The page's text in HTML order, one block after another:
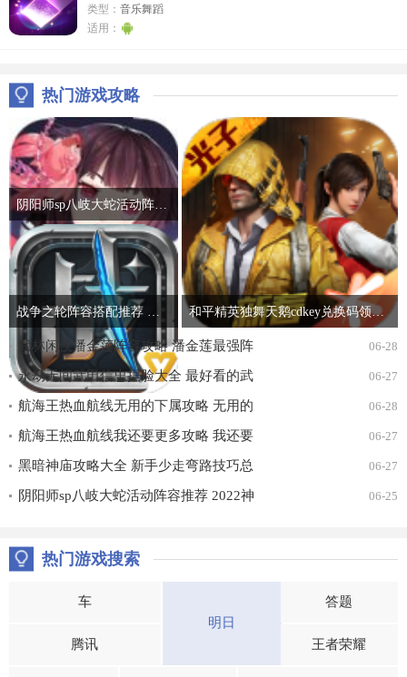
类型： 音乐舞蹈
适用：
热门游戏攻略
阴阳师sp八岐大蛇活动阵容推荐 2022神堕八岐大蛇活动通关攻略
和平精英独舞天鹅cdkey兑换码领取免费2022 吃鸡独舞天鹅cdk兑换码最新汇总
武林闲侠潘金莲阵容攻略 潘金莲最强阵
容搭配推荐
06-28
永劫无间武田信忠捏脸大全 最好看的武
田信忠捏脸数据一览
06-27
航海王热血航线无用的下属攻略 无用的
下属探索通关打法详解
06-28
航海王热血航线我还要更多攻略 我还要
更多无尽探索通关打法详解
06-27
黑暗神庙攻略大全 新手少走弯路技巧总
汇
06-27
阴阳师sp八岐大蛇活动阵容推荐 2022神 06-25
热门游戏搜索
车
腾讯
明日
答题
王者荣耀